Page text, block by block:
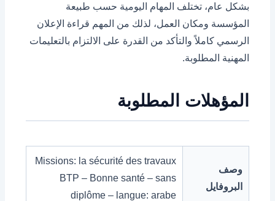
بشكل عام، تختلف المهام اليومية حسب طبيعة
المؤسسة ومكان العمل، لذلك من المهم قراءة الإعلان
الرسمي كاملاً والتأكد من القدرة على الالتزام بالتعليمات
المهنية المطلوبة.
المؤهلات المطلوبة
وصف
البروفايل
Missions: la sécurité des travaux
BTP – Bonne santé – sans
diplôme – langue: arabe